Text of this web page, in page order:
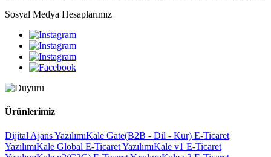
Sosyal Medya Hesaplarımız
Ürünlerimiz
Dijital Ajans YazılımıKale Gate(B2B - Dil - Kur) E-Ticaret
YazılımıKale Global E-Ticaret YazılımıKale v1 E-Ticaret